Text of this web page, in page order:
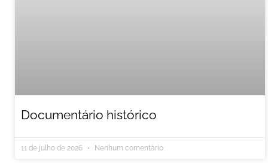
Documentário histórico
11 de julho de 2026 Nenhum comentário